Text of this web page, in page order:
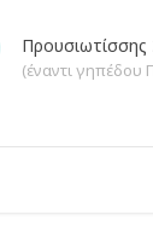
Προυσιωτίσσης
(έναντι γηπέδου